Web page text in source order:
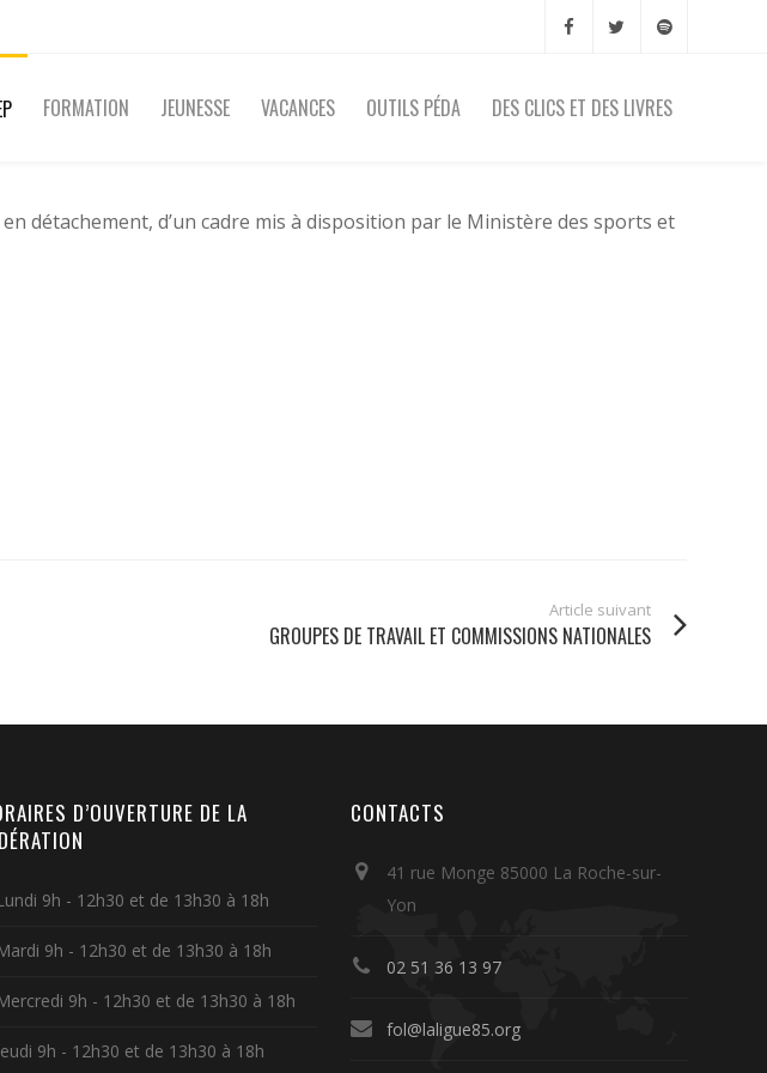
FORMATION JEUNESSE VACANCES OUTILS PÉDA DES CLICS ET DES LIVRES
détachement, d’un cadre mis à disposition par le Ministère des sports et
Article suivant
GROUPES DE TRAVAIL ET COMMISSIONS NATIONALES
D’OUVERTURE DE LA
9h - 12h30 et de 13h30 à 18h
9h - 12h30 et de 13h30 à 18h
9h - 12h30 et de 13h30 à 18h
9h - 12h30 et de 13h30 à 18h
CONTACTS
41 rue Monge 85000 La Roche-sur-
Yon
02 51 36 13 97
fol@laligue85.org